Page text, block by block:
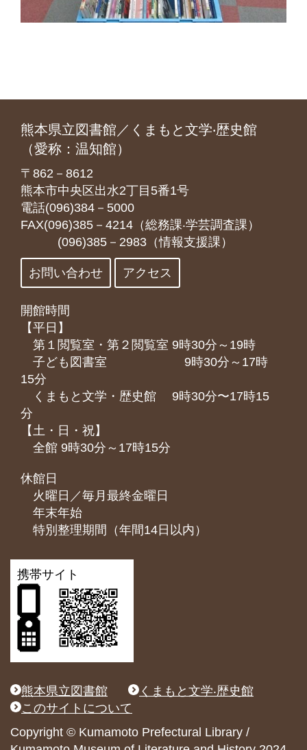
熊本県立図書館／くまもと文学‧歴史館
（愛称：温知館）
〒862－8612
熊本市中央区出水2丁目5番1号
電話(096)384－5000
FAX(096)385－4214（総務課‧学芸調査課）
(096)385－2983（情報支援課）
お問い合わせ アクセス
開館時間
【平日】
第１閲覧室・第２閲覧室 9時30分～19時
子ども図書室 9時30分～17時
15分
くまもと⽂学・歴史館 9時30分〜17時15
分
【土・日・祝】
全館 9時30分～17時15分
休館日
火曜日／毎月最終金曜日
年末年始
特別整理期間（年間14日以内）
携帯サイト
熊本県立図書館
くまもと文学‧歴史館
このサイトについて
Copyright © Kumamoto Prefectural Library /